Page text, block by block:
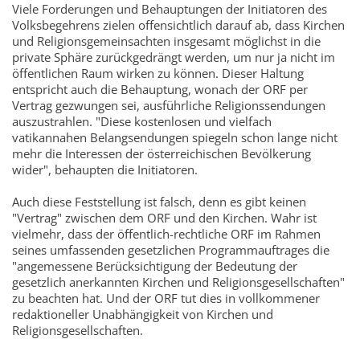
Viele Forderungen und Behauptungen der Initiatoren des
Volksbegehrens zielen offensichtlich darauf ab, dass Kirchen
und Religionsgemeinsachten insgesamt möglichst in die
private Sphäre zurückgedrängt werden, um nur ja nicht im
öffentlichen Raum wirken zu können. Dieser Haltung
entspricht auch die Behauptung, wonach der ORF per
Vertrag gezwungen sei, ausführliche Religionssendungen
auszustrahlen. "Diese kostenlosen und vielfach
vatikannahen Belangsendungen spiegeln schon lange nicht
mehr die Interessen der österreichischen Bevölkerung
wider", behaupten die Initiatoren.
Auch diese Feststellung ist falsch, denn es gibt keinen
"Vertrag" zwischen dem ORF und den Kirchen. Wahr ist
vielmehr, dass der öffentlich-rechtliche ORF im Rahmen
seines umfassenden gesetzlichen Programmauftrages die
"angemessene Berücksichtigung der Bedeutung der
gesetzlich anerkannten Kirchen und Religionsgesellschaften"
zu beachten hat. Und der ORF tut dies in vollkommener
redaktioneller Unabhängigkeit von Kirchen und
Religionsgesellschaften.